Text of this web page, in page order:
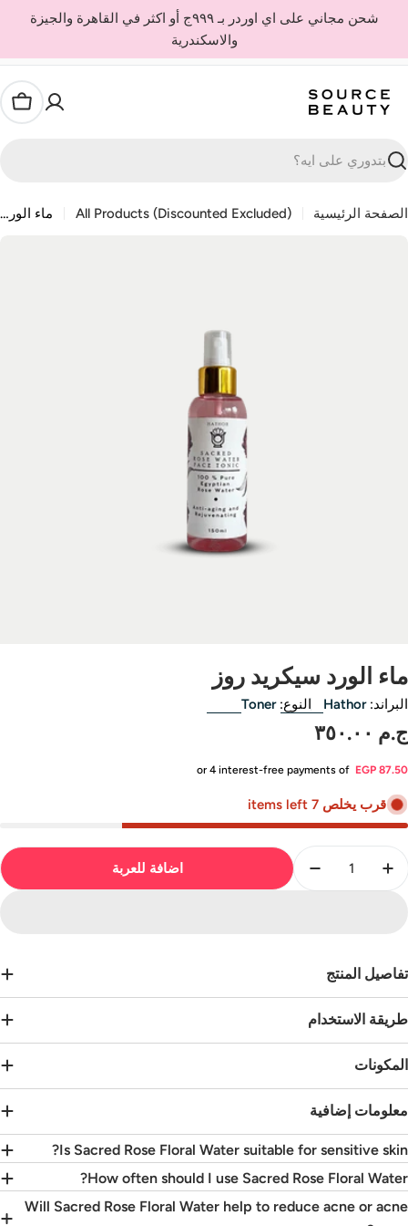
شحن مجاني على اي اوردر بـ ٩٩٩ج أو اكثر في القاهرة والجيزة
والاسكندرية
الرئيسية All Products (Discounted Excluded)
ماء الورد سيكريد روز
Open media 0 in modal
الورد سيكريد روز
Hathor النوع: Toner
٣٥٠.٠٠
or 4 interest-free payments ofEGP
قرب يخلص 7 items left
Decrease Quantity For ماء الورد سيكريد روزIncrease Quantity For ماء الورد سيكريد روز
اضافة للعربة
المنتج
الاستخدام
إضافية
Is Sacred Rose Floral Water suitable for sensitive
How often should I use Sacred Rose Floral
Will Sacred Rose Floral Water help to reduce acne or